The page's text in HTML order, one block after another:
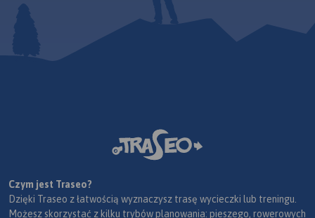
Czym jest Traseo?
Dzięki Traseo z łatwością wyznaczysz trasę wycieczki lub treningu.
Możesz skorzystać z kilku trybów planowania: pieszego, rowerowych